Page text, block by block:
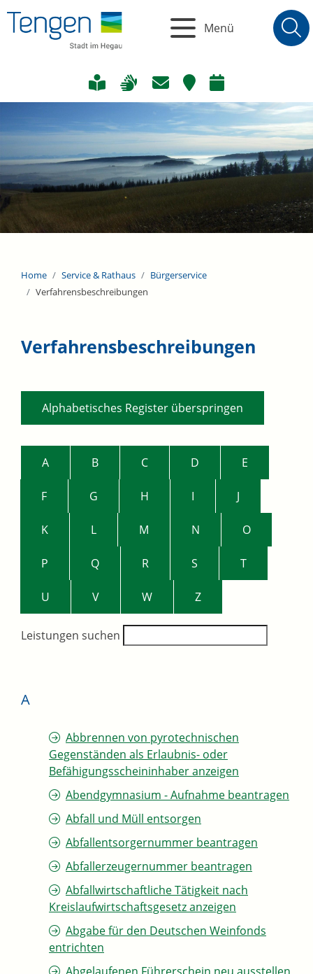
Menü
Home Service & Rathaus
Bürgerservice
Verfahrensbeschreibungen
Verfahrensbeschreibungen
Alphabetisches Register überspringen
A B C D E
F G H I J
K L M N O
P Q R S T
U V W Z
Leistungen suchen
A
Abbrennen von pyrotechnischen
Gegenständen als Erlaubnis- oder
Befähigungsscheininhaber anzeigen
Abendgymnasium - Aufnahme beantragen
Abfall und Müll entsorgen
Abfallentsorgernummer beantragen
Abfallerzeugernummer beantragen
Abfallwirtschaftliche Tätigkeit nach
Kreislaufwirtschaftsgesetz anzeigen
Abgabe für den Deutschen Weinfonds
entrichten